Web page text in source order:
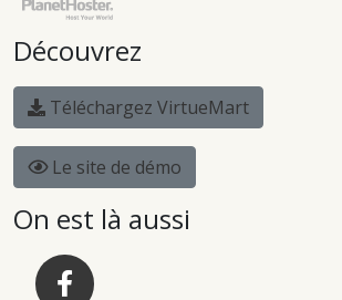
Découvrez
Téléchargez VirtueMart
Le site de démo
On est là aussi